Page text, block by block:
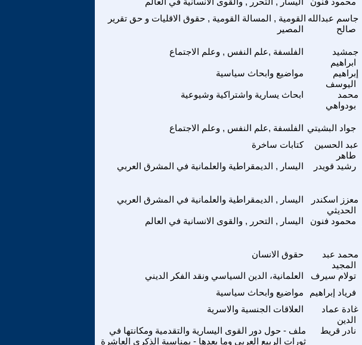
القومية , المسالة القومية , حقوق الاقليات و حق تقرير
المصير
جاسم عبدالله
صالح
الفلسفة ,علم النفس , وعلم الاجتماع
جمشيد
ابراهيم
مواضيع وابحاث سياسية
إبراهيم
اليوسف
ابحاث يسارية واشتراكية وشيوعية
محمد
بودواهي
الفلسفة ,علم النفس , وعلم الاجتماع جواد البشيتي
كتابات ساخرة
عبد الحسين
طاهر
اليسار , الديمقراطية والعلمانية في المشرق العربي رشيد قويدر
اليسار , الديمقراطية والعلمانية في المشرق العربي
معزز اسكندر
الحديثي
اليسار , التحرر , والقوى الانسانية في العالم محمود فنون
حقوق الانسان
محمد عبد
المجيد
العلمانية، الدين السياسي ونقد الفكر الديني تولام سيرف
مواضيع وابحاث سياسية
فرياد إبراهيم
العلاقات الجنسية والاسرية
غادة عماد
الدين
ملف - حول دور القوى اليسارية والتقدمية ومكانتها في
ثورات الربيع العربي وما بعدها - بمناسبة الذكرى العاشرة
نادر قريط